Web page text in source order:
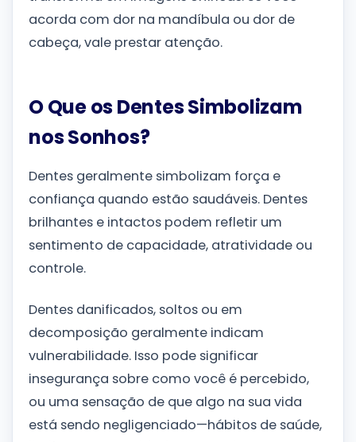
acorda com dor na mandíbula ou dor de
cabeça, vale prestar atenção.
O Que os Dentes Simbolizam
nos Sonhos?
Dentes geralmente simbolizam força e
confiança quando estão saudáveis. Dentes
brilhantes e intactos podem refletir um
sentimento de capacidade, atratividade ou
controle.
Dentes danificados, soltos ou em
decomposição geralmente indicam
vulnerabilidade. Isso pode significar
insegurança sobre como você é percebido,
ou uma sensação de que algo na sua vida
está sendo negligenciado—hábitos de saúde,